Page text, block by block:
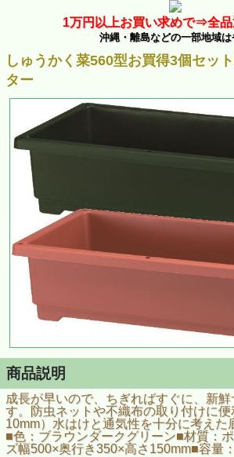
1万円以上お買い求めで⇒全品
沖縄・離島などの一部地域は
しゅうかく菜560型お買得3個セッ
ター
商品説明
成長が早いので、ちぎればすぐに、新
す。防虫ネットや不織布の取り付けに
10mm）水はけと通気性を十分に考えた
■色：ブラウンダークグリーン■材質：
ズ幅500×奥行き350×高さ150mm■容量